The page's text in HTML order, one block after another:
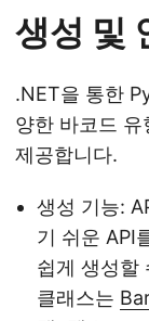
생성 및
.NET을 통한
양한 바코드
제공합니다.
생성 기능:
기 쉬운 API
쉽게 생성할
클래스는